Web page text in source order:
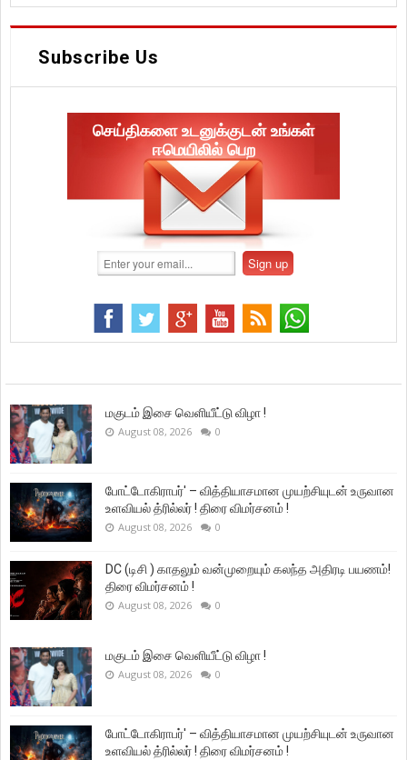
Subscribe Us
செய்திகளை உடனுக்குடன் உங்கள்
ஈமெயிலில் பெற
மகுடம் இசை வெளியீட்டு விழா !
August 08, 2026 0
போட்டோகிராபர்' – வித்தியாசமான முயற்சியுடன் உருவான
உளவியல் த்ரில்லர் ! திரை விமர்சனம் !
August 08, 2026 0
DC (டிசி ) காதலும் வன்முறையும் கலந்த அதிரடி பயணம்!
திரை விமர்சனம் !
August 08, 2026 0
மகுடம் இசை வெளியீட்டு விழா !
August 08, 2026 0
போட்டோகிராபர்' – வித்தியாசமான முயற்சியுடன் உருவான
உளவியல் த்ரில்லர் ! திரை விமர்சனம் !